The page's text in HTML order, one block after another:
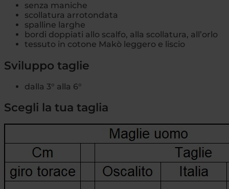
senza maniche
scollatura arrotondata
spalline larghe
bordi doppiati allo scalfo, alla scollatura, all’orlo
tessuto in cotone Makò leggero e liscio
Sviluppo taglie
dalla 3° alla 6°
Scegli la tua taglia